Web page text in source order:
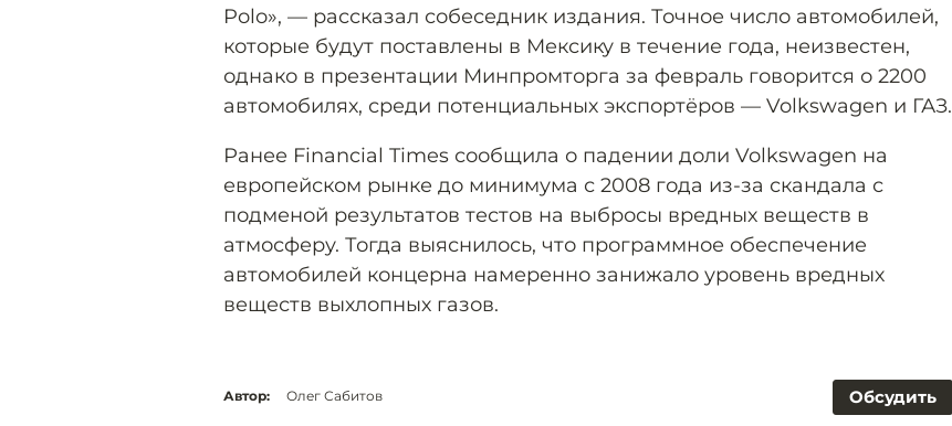
Polo», — рассказал собеседник издания. Точное число автомобилей,
которые будут поставлены в Мексику в течение года, неизвестен,
однако в презентации Минпромторга за февраль говорится о 2200
автомобилях, среди потенциальных экспортёров — Volkswagen и ГАЗ.
Ранее Financial Times сообщила о падении доли Volkswagen на
европейском рынке до минимума с 2008 года из-за скандала с
подменой результатов тестов на выбросы вредных веществ в
атмосферу. Тогда выяснилось, что программное обеспечение
автомобилей концерна намеренно занижало уровень вредных
веществ выхлопных газов.
Обсудить
Автор: Олег Сабитов